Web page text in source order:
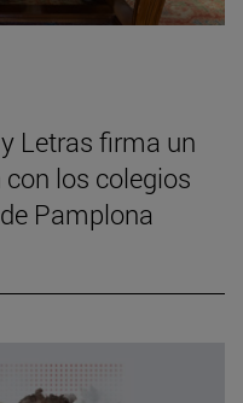
Letras firma un
los colegios
Pamplona